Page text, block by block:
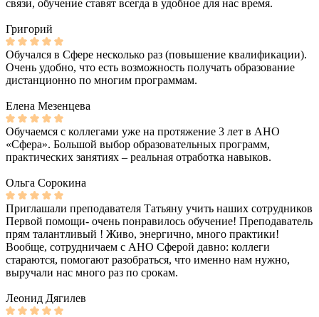
связи, обучение ставят всегда в удобное для нас время.
Григорий
Обучался в Сфере несколько раз (повышение квалификации).
Очень удобно, что есть возможность получать образование
дистанционно по многим программам.
Елена Мезенцева
Обучаемся с коллегами уже на протяжение 3 лет в АНО
«Сфера». Большой выбор образовательных программ,
практических занятиях – реальная отработка навыков.
Ольга Сорокина
Приглашали преподавателя Татьяну учить наших сотрудников
Первой помощи- очень понравилось обучение! Преподаватель
прям талантливый ! Живо, энергично, много практики!
Вообще, сотрудничаем с АНО Сферой давно: коллеги
стараются, помогают разобраться, что именно нам нужно,
выручали нас много раз по срокам.
Леонид Дягилев